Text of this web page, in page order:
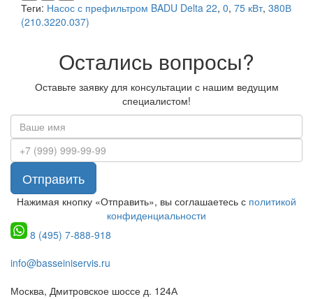
Теги: Насос с префильтром BADU Delta 22, 0, 75 кВт, 380В
(210.3220.037)
Остались вопросы?
Оставьте заявку для консультации с нашим ведущим
специалистом!
Отправить
Нажимая кнопку «Отправить», вы соглашаетесь с политикой
конфиденциальности
8 (495) 7-888-918
info@basseiniservis.ru
Москва, Дмитровское шоссе д. 124А